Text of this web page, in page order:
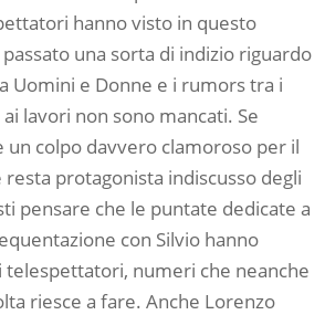
hanno visto in questo
una sorta di indizio riguardo
Uomini e Donne e i rumors tra i
lavori non sono mancati. Se
un colpo davvero clamoroso per il
protagonista indiscusso degli
pensare che le puntate dedicate a
con Silvio hanno
numeri che neanche
riesce a fare. Anche Lorenzo